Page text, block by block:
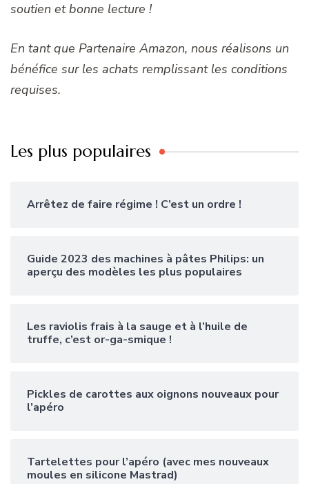
soutien et bonne lecture !
En tant que Partenaire Amazon, nous réalisons un
bénéfice sur les achats remplissant les conditions
requises.
Les plus populaires
Arrêtez de faire régime ! C’est un ordre !
Guide 2023 des machines à pâtes Philips: un
aperçu des modèles les plus populaires
Les raviolis frais à la sauge et à l’huile de
truffe, c’est or-ga-smique !
Pickles de carottes aux oignons nouveaux pour
l’apéro
Tartelettes pour l’apéro (avec mes nouveaux
moules en silicone Mastrad)